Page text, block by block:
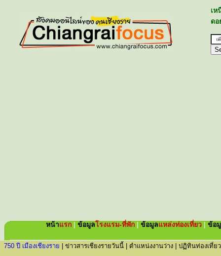
เ
ดอ
หน้าแรก | ข้อมูลโรงแรม-ที่พัก | ข้อมูลแหล่งท่องเที่ยว | ข้อ
750 ปี เมืองเชียงราย ข่าวสารเชียงรายวันนี้ ตำแหน่งงานว่าง ปฏิทินท่องเที่ยว